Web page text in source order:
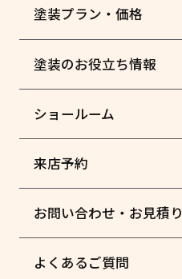
塗装プラン・価格
塗装のお役立ち情報
ショールーム
来店予約
お問い合わせ・お見積り
よくあるご質問